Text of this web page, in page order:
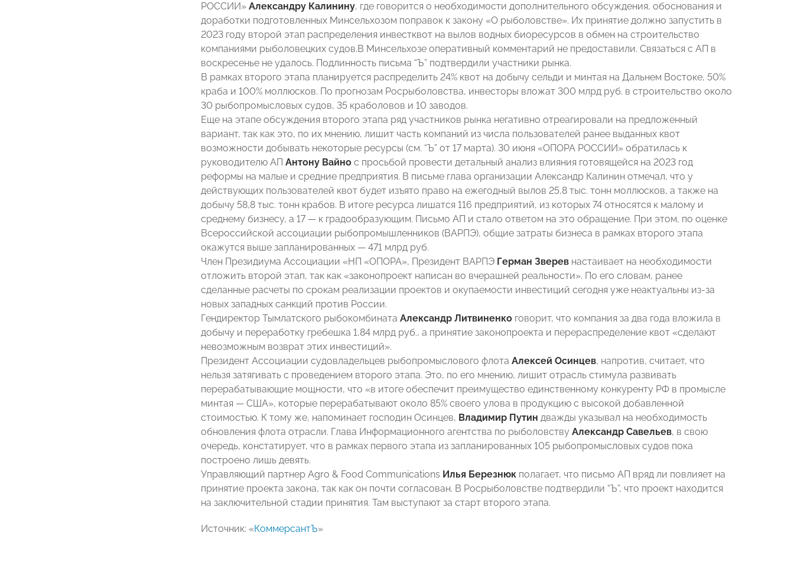
РОССИИ» Александру Калинину, где говорится о необходимости дополнительного обсуждения, обоснования и
доработки подготовленных Минсельхозом поправок к закону «О рыболовстве». Их принятие должно запустить в
2023 году второй этап распределения инвестквот на вылов водных биоресурсов в обмен на строительство
компаниями рыболовецких судов.В Минсельхозе оперативный комментарий не предоставили. Связаться с АП в
воскресенье не удалось. Подлинность письма “Ъ” подтвердили участники рынка.
В рамках второго этапа планируется распределить 24% квот на добычу сельди и минтая на Дальнем Востоке, 50%
краба и 100% моллюсков. По прогнозам Росрыболовства, инвесторы вложат 300 млрд руб. в строительство около
30 рыбопромысловых судов, 35 краболовов и 10 заводов.
Еще на этапе обсуждения второго этапа ряд участников рынка негативно отреагировали на предложенный
вариант, так как это, по их мнению, лишит часть компаний из числа пользователей ранее выданных квот
возможности добывать некоторые ресурсы (см. “Ъ” от 17 марта). 30 июня «ОПОРА РОССИИ» обратилась к
руководителю АП Антону Вайно с просьбой провести детальный анализ влияния готовящейся на 2023 год
реформы на малые и средние предприятия. В письме глава организации Александр Калинин отмечал, что у
действующих пользователей квот будет изъято право на ежегодный вылов 25,8 тыс. тонн моллюсков, а также на
добычу 58,8 тыс. тонн крабов. В итоге ресурса лишатся 116 предприятий, из которых 74 относятся к малому и
среднему бизнесу, а 17 — к градообразующим. Письмо АП и стало ответом на это обращение. При этом, по оценке
Всероссийской ассоциации рыбопромышленников (ВАРПЭ), общие затраты бизнеса в рамках второго этапа
окажутся выше запланированных — 471 млрд руб.
Член Президиума Ассоциации «НП «ОПОРА», Президент ВАРПЭ Герман Зверев настаивает на необходимости
отложить второй этап, так как «законопроект написан во вчерашней реальности». По его словам, ранее
сделанные расчеты по срокам реализации проектов и окупаемости инвестиций сегодня уже неактуальны из-за
новых западных санкций против России.
Гендиректор Тымлатского рыбокомбината Александр Литвиненко говорит, что компания за два года вложила в
добычу и переработку гребешка 1,84 млрд руб., а принятие законопроекта и перераспределение квот «сделают
невозможным возврат этих инвестиций».
Президент Ассоциации судовладельцев рыбопромыслового флота Алексей Осинцев, напротив, считает, что
нельзя затягивать с проведением второго этапа. Это, по его мнению, лишит отрасль стимула развивать
перерабатывающие мощности, что «в итоге обеспечит преимущество единственному конкуренту РФ в промысле
минтая — США», которые перерабатывают около 85% своего улова в продукцию с высокой добавленной
стоимостью. К тому же, напоминает господин Осинцев, Владимир Путин дважды указывал на необходимость
обновления флота отрасли. Глава Информационного агентства по рыболовству Александр Савельев, в свою
очередь, констатирует, что в рамках первого этапа из запланированных 105 рыбопромысловых судов пока
построено лишь девять.
Управляющий партнер Agro & Food Communications Илья Березнюк полагает, что письмо АП вряд ли повлияет на
принятие проекта закона, так как он почти согласован. В Росрыболовстве подтвердили “Ъ”, что проект находится
на заключительной стадии принятия. Там выступают за старт второго этапа.
Источник: «КоммерсантЪ»